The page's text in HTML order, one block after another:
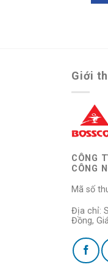
Giới
CÔNG
CÔNG
Mã số
Địa chỉ:
Đồng,